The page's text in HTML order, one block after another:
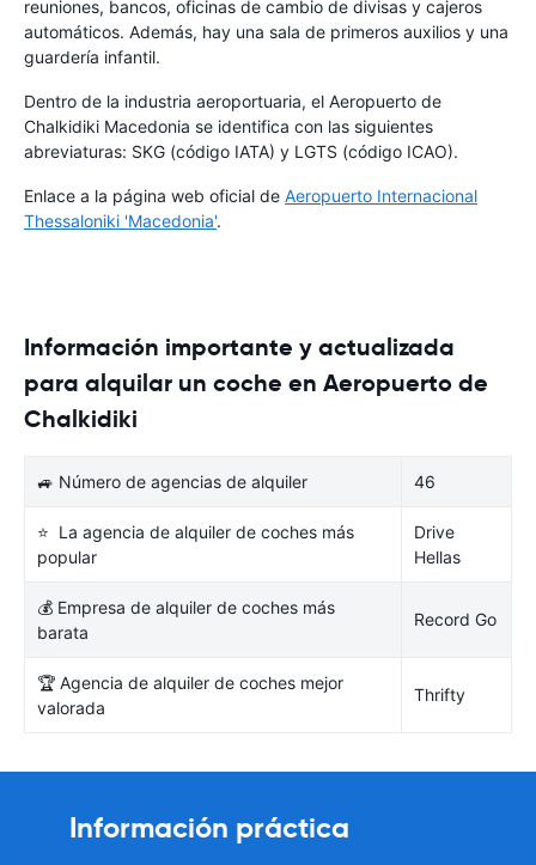
reuniones, bancos, oficinas de cambio de divisas y cajeros
automáticos. Además, hay una sala de primeros auxilios y una
guardería infantil.
Dentro de la industria aeroportuaria, el Aeropuerto de
Chalkidiki Macedonia se identifica con las siguientes
abreviaturas: SKG (código IATA) y LGTS (código ICAO).
Enlace a la página web oficial de Aeropuerto Internacional
Thessaloniki 'Macedonia'.
Información importante y actualizada
para alquilar un coche en Aeropuerto de
Chalkidiki
🚙 Número de agencias de alquiler 46
⭐ La agencia de alquiler de coches más
popular
Drive
Hellas
💰 Empresa de alquiler de coches más
barata
Record Go
🏆 Agencia de alquiler de coches mejor
valorada
Thrifty
Información práctica